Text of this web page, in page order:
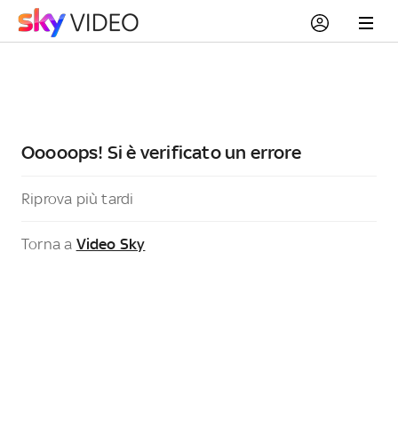
Ooooops! Si è verificato un errore
Riprova più tardi
Torna a Video Sky